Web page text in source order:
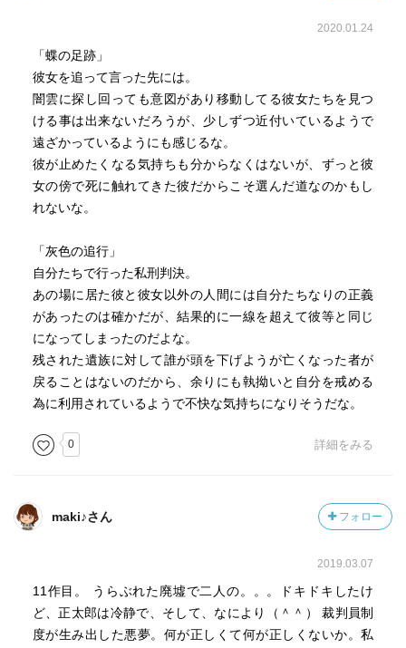
2020.01.24
「蝶の足跡」
彼女を追って言った先には。
闇雲に探し回っても意図があり移動してる彼女たちを見つ
ける事は出来ないだろうが、少しずつ近付いているようで
遠ざかっているようにも感じるな。
彼が止めたくなる気持ちも分からなくはないが、ずっと彼
女の傍で死に触れてきた彼だからこそ選んだ道なのかもし
れないな。
「灰色の追行」
自分たちで行った私刑判決。
あの場に居た彼と彼女以外の人間には自分たちなりの正義
があったのは確かだが、結果的に一線を超えて彼等と同じ
になってしまったのだよな。
残された遺族に対して誰が頭を下げようが亡くなった者が
戻ることはないのだから、余りにも執拗いと自分を戒める
為に利用されているようで不快な気持ちになりそうだな。
0 詳細をみる
maki♪さん フォロー
2019.03.07
11作目。 うらぶれた廃墟で二人の。。。ドキドキしたけ
ど、正太郎は冷静で、そして、なにより（＾＾） 裁判員制
度が生み出した悪夢。何が正しくて何が正しくないか。私